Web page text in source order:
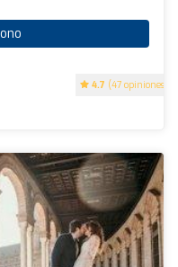
4.7 (47 opiniones)